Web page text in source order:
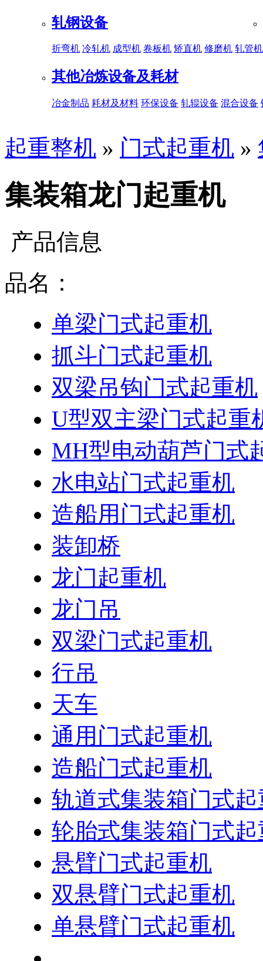
轧钢设备
折弯机 冷轧机 成型机 卷板机 矫直机 修磨机 轧管机
其他冶炼设备及耗材
冶金制品 耗材及材料 环保设备 轧辊设备 混合设备
起重整机 » 门式起重机 »
集装箱龙门起重机
产品信息
品名：
单梁门式起重机
抓斗门式起重机
双梁吊钩门式起重机
U型双主梁门式起重
MH型电动葫芦门式
水电站门式起重机
造船用门式起重机
装卸桥
龙门起重机
龙门吊
双梁门式起重机
行吊
天车
通用门式起重机
造船门式起重机
轨道式集装箱门式
轮胎式集装箱门式
悬臂门式起重机
双悬臂门式起重机
单悬臂门式起重机